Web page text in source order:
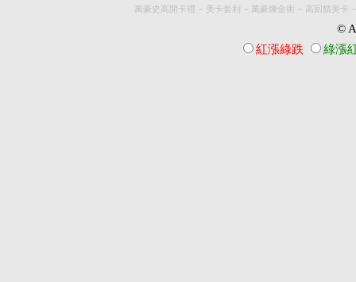
萬豪史高開卡禮 - 美卡套利 - 萬豪煉金術 - 高回饋美卡
©
紅漲綠跌
綠漲